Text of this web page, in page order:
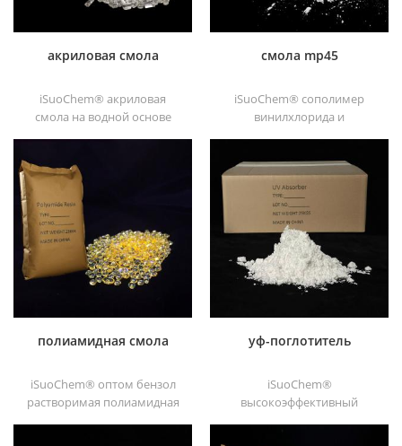
акриловая смола
iSuoChem® акриловая
смола на водной основе
абразивостойкость,
хорошая растворимость,
высокая прозрачность,
хорошая печатность и
хорошая транзитивность.
смола mp45
iSuoChem® сополимер
винилхлорида и
mp45. Это хороший тип
хлорированного
связующего,
разработанный для
печатной краски и тяжелых
антикоррозийных красок
полиамидная смола
iSuoChem® оптом бензол
растворимая полиамидная
уф-поглотитель
iSuoChem®
высокоэффективный